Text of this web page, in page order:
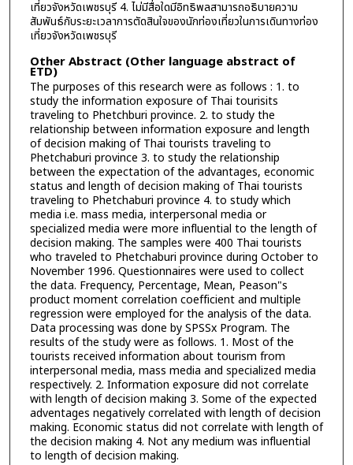
เที่ยวจังหวัดเพชรบุรี 4. ไม่มีสื่อใดมีอิทธิพลสามารถอธิบายความ
สัมพันธ์กับระยะเวลาการตัดสินใจของนักท่องเที่ยวในการเดินทางท่อง
เที่ยวจังหวัดเพชรบุรี
Other Abstract (Other language abstract of
ETD)
The purposes of this research were as follows : 1. to
study the information exposure of Thai tourisits
traveling to Phetchburi province. 2. to study the
relationship between information exposure and length
of decision making of Thai tourists traveling to
Phetchaburi province 3. to study the relationship
between the expectation of the advantages, economic
status and length of decision making of Thai tourists
traveling to Phetchaburi province 4. to study which
media i.e. mass media, interpersonal media or
specialized media were more influential to the length of
decision making. The samples were 400 Thai tourists
who traveled to Phetchaburi province during October to
November 1996. Questionnaires were used to collect
the data. Frequency, Percentage, Mean, Peason"s
product moment correlation coefficient and multiple
regression were employed for the analysis of the data.
Data processing was done by SPSSx Program. The
results of the study were as follows. 1. Most of the
tourists received information about tourism from
interpersonal media, mass media and specialized media
respectively. 2. Information exposure did not correlate
with length of decision making 3. Some of the expected
adventages negatively correlated with length of decision
making. Economic status did not correlate with length of
the decision making 4. Not any medium was influential
to length of decision making.